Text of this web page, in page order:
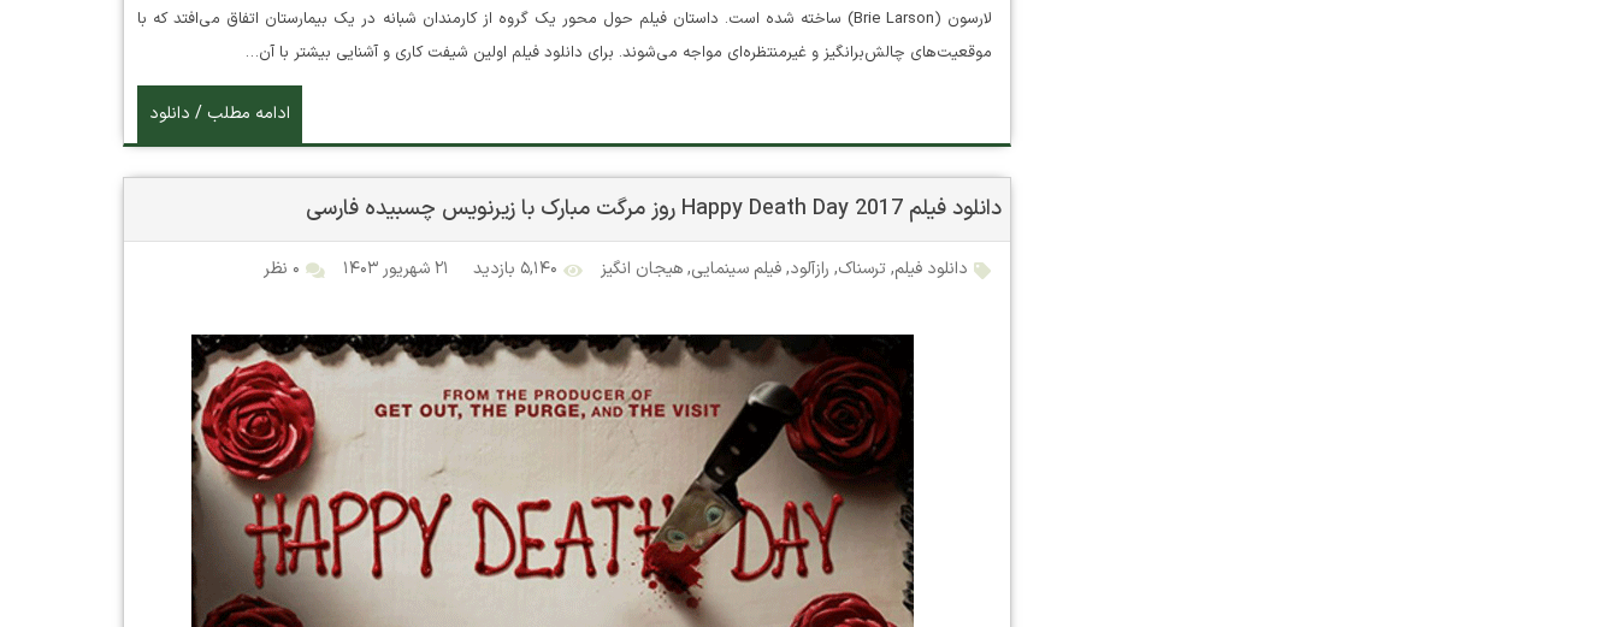
لارسون (Brie Larson) ساخته شده است. داستان فیلم حول محور یک گروه از کارمندان شبانه در یک بیمارستان اتفاق می‌افتد که با
موقعیت‌های چالش‌برانگیز و غیرمنتظره‌ای مواجه می‌شوند. برای دانلود فیلم اولین شیفت کاری و آشنایی بیشتر با آن…
ادامه مطلب / دانلود
دانلود فیلم Happy Death Day 2017 روز مرگت مبارک با زیرنویس چسبیده فارسی
دانلود فیلم,ترسناک, رازآلود,فیلم سینمایی,هیجان انگیز ۵,۱۴۰ بازدید ۲۱ شهریور ۱۴۰۳ ۰ نظر